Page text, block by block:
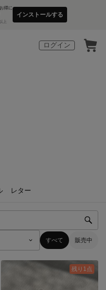
得に
上
インストールする
ログイン
レター
すべて 販売中
残り1点